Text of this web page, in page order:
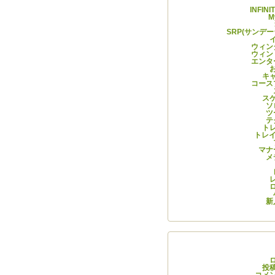
SRP(サンデ
ウィ
ウィ
エンタ
キ
コー
ス
ソ
ツ
テ
ト
トレ
マ
メ
新
投